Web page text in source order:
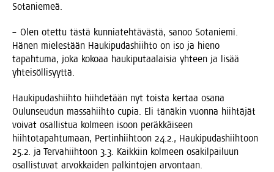
Sotaniemeä.
– Olen otet­tu täs­tä kun­nia­teh­tä­väs­tä, sanoo Sotaniemi.
Hänen mie­les­tään Hau­ki­pu­das­hiih­to on iso ja hie­no
tapah­tu­ma, joka koko­aa hau­ki­pu­taa­lai­sia yhteen ja lisää
yhteisöllisyyttä.
Hau­ki­pu­das­hiih­to hiih­de­tään nyt tois­ta ker­taa osa­na
Oulun­seu­dun mas­sa­hiih­to cupia. Eli tänä­kin vuon­na hiih­tä­jät
voi­vat osal­lis­tua kol­meen isoon peräk­käi­seen
hiih­to­ta­pah­tu­maan, Per­tin­hiih­toon 24.2., Hau­ki­pu­das­hiih­toon
25.2. ja Ter­va­hiih­toon 3.3. Kaik­kiin kol­meen osa­kil­pai­luun
osal­lis­tu­vat arvok­kai­den pal­kin­to­jen arvontaan.